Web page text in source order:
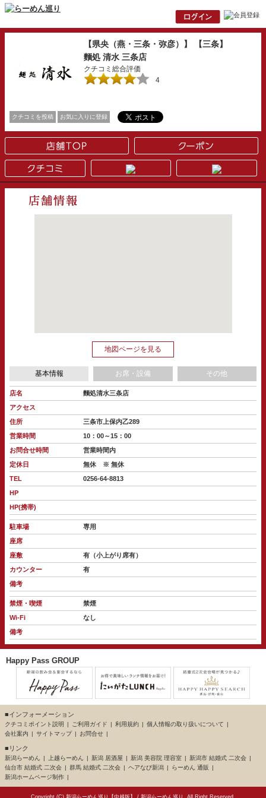
【県央（燕・三条・弥彦）】 【三条】
麵処 清水 三条店
クチコミ総合評価
4
クチコミを投稿 お気に入りに登録
地図ページを見る
基本情報 お席・設備 その他
店名
麵処清水三条店
アクセス
住所
三条市上保内乙289
営業時間
10：00～15：00
お問合せ時間
営業時間内
定休日
無休 ※ 無休
TEL
0256-64-8813
HP
HP(携帯)
駐車場
専用
座席
座敷
有（小上がり席有）
カウンター
有
備考
禁煙・喫煙
禁煙
Wi-Fi
なし
備考
Happy Pass GROUP
■インフォーメーション
クチコミポイント説明 ご利用ガイド 利用規約
個人情報の取り扱いについて
会社案内
サイトマップ お問合せ
■リンク
新潟らーめん 上越らーめん 新潟 居酒屋 新潟 美容院 理容室
新潟市 結婚式 二次会
仙台市 結婚式 二次会
群馬 結婚式 二次会 ヘアなび新潟
らーめん 通販
新潟ホームページ制作